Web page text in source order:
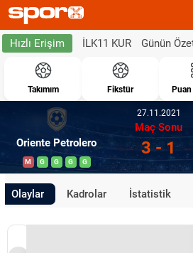
Hızlı Erişim İLK11 KUR Günün
Takımım Fikstür
Oriente Petrolero
M G G G G
27.11.2021
Maç Sonu
3 - 1
Olaylar Kadrolar İstatistik